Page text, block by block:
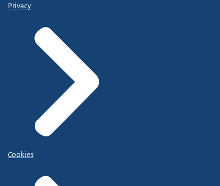
Privacy
Cookies